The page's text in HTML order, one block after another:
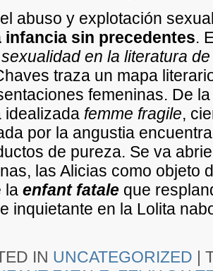
abuso y explotación
infancia sin precedentes.
en la literatura
traza un mapa
femeninas. De
idealizada femme fragile,
por la angustia
de pureza. Se va
las Alicias como objeto
la enfant fatale que
inquietante en la Lolita
IN UNCATEGORIZED |